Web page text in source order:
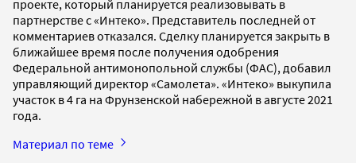
проекте, который планируется реализовывать в
партнерстве с «Интеко». Представитель последней от
комментариев отказался. Сделку планируется закрыть в
ближайшее время после получения одобрения
Федеральной антимонопольной службы (ФАС), добавил
управляющий директор «Самолета». «Интеко» выкупила
участок в 4 га на Фрунзенской набережной в августе 2021
года.
Материал по теме